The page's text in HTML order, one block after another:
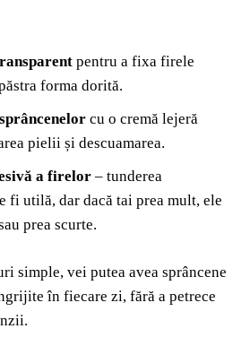
pentru a fixa firele
forma dorită.
cu o cremă lejeră
pielii și descuamarea.
a firelor – tunderea
fi utilă, dar dacă tai prea mult, ele
prea scurte.
simple, vei putea avea sprâncene
în fiecare zi, fără a petrece